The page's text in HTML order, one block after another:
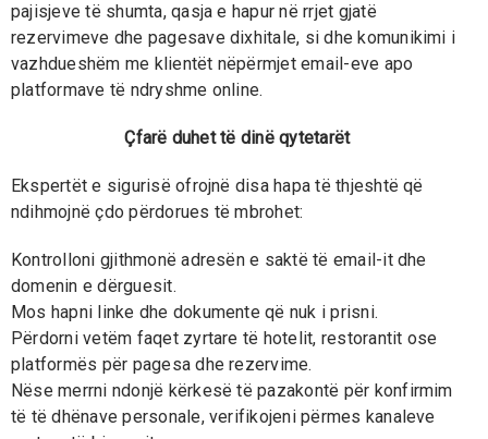
pajisjeve të shumta, qasja e hapur në rrjet gjatë
rezervimeve dhe pagesave dixhitale, si dhe komunikimi i
vazhdueshëm me klientët nëpërmjet email-eve apo
platformave të ndryshme online.
Çfarë duhet të dinë qytetarët
Ekspertët e sigurisë ofrojnë disa hapa të thjeshtë që
ndihmojnë çdo përdorues të mbrohet:
Kontrolloni gjithmonë adresën e saktë të email-it dhe
domenin e dërguesit.
Mos hapni linke dhe dokumente që nuk i prisni.
Përdorni vetëm faqet zyrtare të hotelit, restorantit ose
platformës për pagesa dhe rezervime.
Nëse merrni ndonjë kërkesë të pazakontë për konfirmim
të të dhënave personale, verifikojeni përmes kanaleve